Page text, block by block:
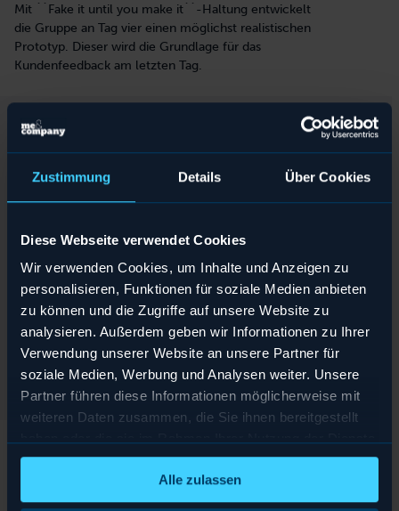
Zustimmung Details Über Cookies
Diese Webseite verwendet Cookies
Wir verwenden Cookies, um Inhalte und Anzeigen zu
personalisieren, Funktionen für soziale Medien anbieten
zu können und die Zugriffe auf unsere Website zu
analysieren. Außerdem geben wir Informationen zu Ihrer
Verwendung unserer Website an unsere Partner für
soziale Medien, Werbung und Analysen weiter. Unsere
Partner führen diese Informationen möglicherweise mit
weiteren Daten zusammen, die Sie ihnen bereitgestellt
gesammelt haben.
Alle zulassen
Mit ``Fake it until you make it``-Haltung entwickelt
die Gruppe an Tag vier einen möglichst realistischen
Prototyp. Dieser wird die Grundlage für das
Kundenfeedback am letzten Tag.
Werkzeuge wählen
Verprobung planen
plant die Gruppe Ziele und Durchführung der Maßnahme.
Prototyp entwickeln
Gestalten, zeichnen, texten, machen: Ein großer Teil der Zeit fließt in die Umsetzung
des Prototyps. Je nach Idee kann die Form sehr unterschiedlich sein.
Probelauf durchführen
In Probeläufen zum Ende des Tages lernen die Tester, wie der Austausch mit Nutzern
den größtmöglichen Wert für die nächsten Schritte ergibt.